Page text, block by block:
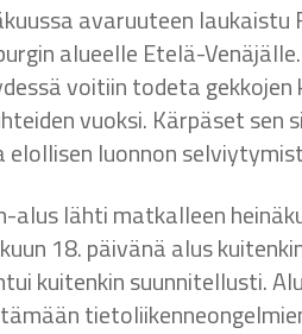
avaruuteen
alueelle Etelä-
voitiin todeta gekkojen
vuoksi. Kärpäset
elollisen luonnon
alus lähti matkalleen
18. päivänä alus
kuitenkin suunnitellusti.